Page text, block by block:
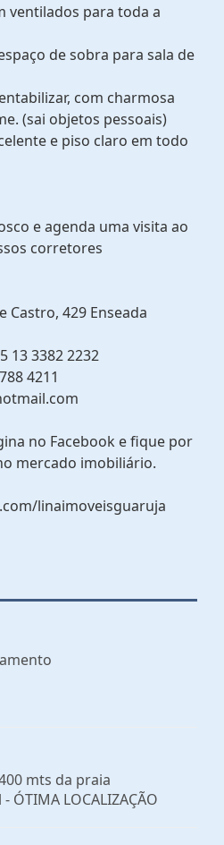
ventilados para toda a
de sobra para sala de
com charmosa
(sai objetos pessoais)
e piso claro em todo
e agenda uma visita ao
corretores
Castro, 429 Enseada
13 3382 2232
4211
no Facebook e fique por
mercado imobiliário.
linaimoveisguaruja
mts da praia
ÓTIMA LOCALIZAÇÃO